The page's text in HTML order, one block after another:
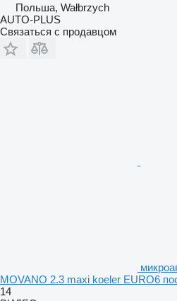
Польша, Wałbrzych
AUTO-PLUS
Связаться с продавцом
MOVANO 2.3 maxi koeler EURO6
14